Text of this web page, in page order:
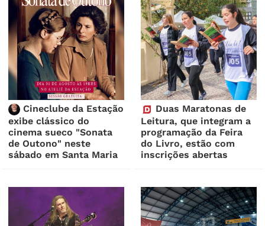
Cineclube da Estação
exibe clássico do
cinema sueco "Sonata
de Outono" neste
sábado em Santa Maria
Duas Maratonas de
Leitura, que integram a
programação da Feira
do Livro, estão com
inscrições abertas